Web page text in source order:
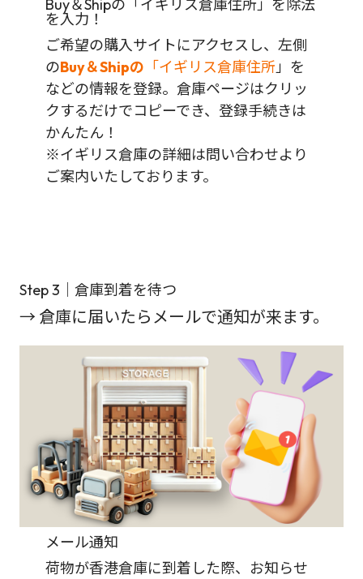
Buy＆Shipの「イギリス倉庫住所」を除法
を入力！
ご希望の購入サイトにアクセスし、左側
のBuy＆Shipの 「イギリス倉庫住所 」を
などの情報を登録。倉庫ページはクリッ
クするだけでコピーでき、登録手続きは
かんたん！
※イギリス倉庫の詳細は問い合わせより
ご案内いたしております。
Step 3｜倉庫到着を待つ
→ 倉庫に届いたらメールで通知が来ます。
メール通知
荷物が香港倉庫に到着した際、お知らせ